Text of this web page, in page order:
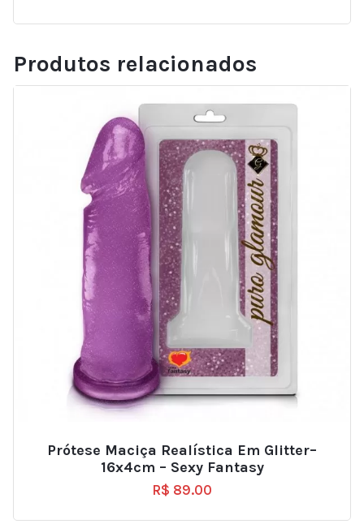
Produtos relacionados
Prótese Maciça Realística Em Glitter–
16x4cm – Sexy Fantasy
R$ 89.00